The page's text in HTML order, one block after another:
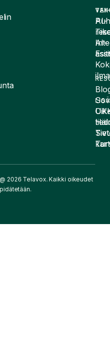
AI-
AI-
@ 2026 Telavox. Kaikki oikeudet
pidätetään.